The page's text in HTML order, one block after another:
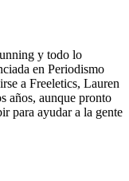
y todo lo
en Periodismo
a Freeletics, Lauren
años, aunque pronto
para ayudar a la gente